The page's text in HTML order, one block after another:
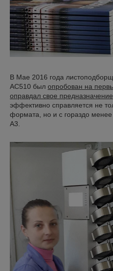
В Мае 2016 года
AC510 был опробован на
оправдал свое предназначение
эффективно справляется не
формата, но и с гораздо
А3.